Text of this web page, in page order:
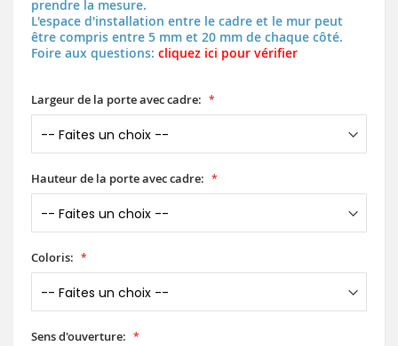
prendre la mesure.
L'espace d'installation entre le cadre et le mur peut
être compris entre 5 mm et 20 mm de chaque côté.
Foire aux questions: cliquez ici pour vérifier
Largeur de la porte avec cadre:
Hauteur de la porte avec cadre:
Coloris:
Sens d'ouverture: